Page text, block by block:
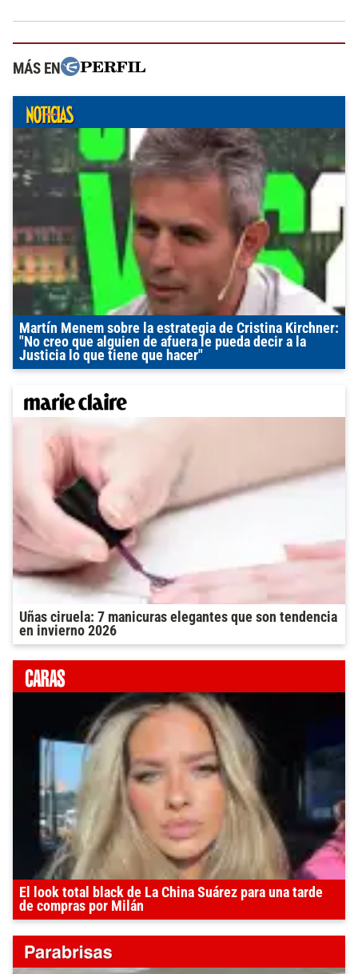
MÁS EN
Martín Menem sobre la estrategia de Cristina Kirchner:
"No creo que alguien de afuera le pueda decir a la
Justicia lo que tiene que hacer"
Uñas ciruela: 7 manicuras elegantes que son tendencia
en invierno 2026
El look total black de La China Suárez para una tarde
de compras por Milán